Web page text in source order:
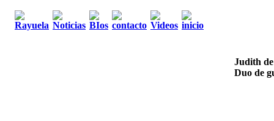
Judith
Duo de